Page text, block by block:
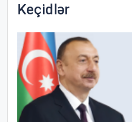
Keçidlər